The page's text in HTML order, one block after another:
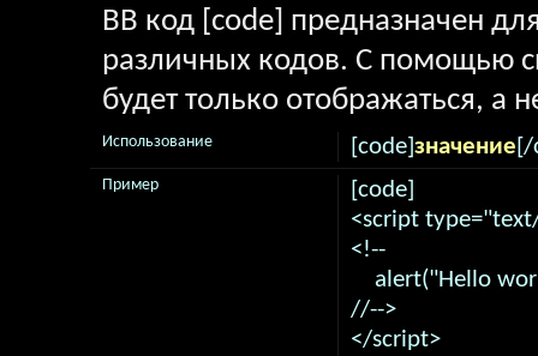
BB код [code] предназначен
различных кодов. С помощью
будет только отображаться, а
[code]значение[/
Использование
[code]
<script
<!--
alert("Hello
//-->
</script>
Пример